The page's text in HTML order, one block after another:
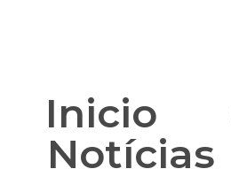
Inicio
Notícias